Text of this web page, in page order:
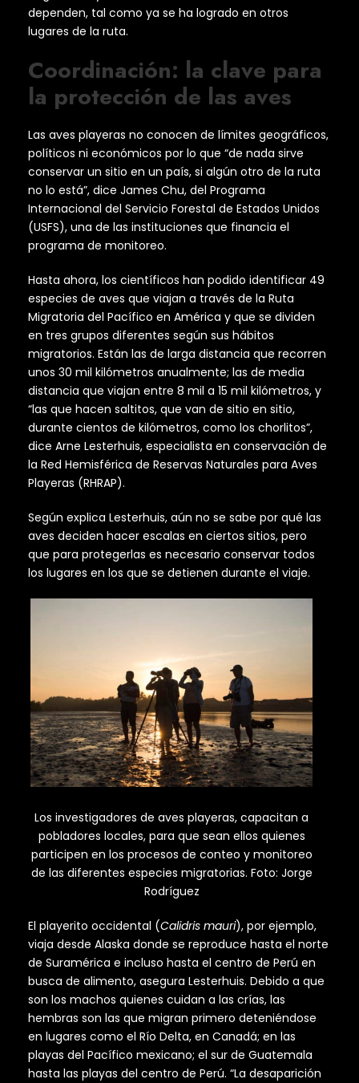
dependen, tal como ya se ha logrado en otros
lugares de la ruta.
Coordinación: la clave para
la protección de las aves
Las aves playeras no conocen de límites geográficos,
políticos ni económicos por lo que “de nada sirve
conservar un sitio en un país, si algún otro de la ruta
no lo está”, dice James Chu, del Programa
Internacional del Servicio Forestal de Estados Unidos
(USFS), una de las instituciones que financia el
programa de monitoreo.
Hasta ahora, los científicos han podido identificar 49
especies de aves que viajan a través de la Ruta
Migratoria del Pacífico en América y que se dividen
en tres grupos diferentes según sus hábitos
migratorios. Están las de larga distancia que recorren
unos 30 mil kilómetros anualmente; las de media
distancia que viajan entre 8 mil a 15 mil kilómetros, y
“las que hacen saltitos, que van de sitio en sitio,
durante cientos de kilómetros, como los chorlitos”,
dice Arne Lesterhuis, especialista en conservación de
la Red Hemisférica de Reservas Naturales para Aves
Playeras (RHRAP).
Según explica Lesterhuis, aún no se sabe por qué las
aves deciden hacer escalas en ciertos sitios, pero
que para protegerlas es necesario conservar todos
los lugares en los que se detienen durante el viaje.
Los investigadores de aves playeras, capacitan a
pobladores locales, para que sean ellos quienes
participen en los procesos de conteo y monitoreo
de las diferentes especies migratorias. Foto: Jorge
Rodríguez
El playerito occidental (Calidris mauri), por ejemplo,
viaja desde Alaska donde se reproduce hasta el norte
de Suramérica e incluso hasta el centro de Perú en
busca de alimento, asegura Lesterhuis. Debido a que
son los machos quienes cuidan a las crías, las
hembras son las que migran primero deteniéndose
en lugares como el Río Delta, en Canadá; en las
playas del Pacífico mexicano; el sur de Guatemala
hasta las playas del centro de Perú. “La desaparición